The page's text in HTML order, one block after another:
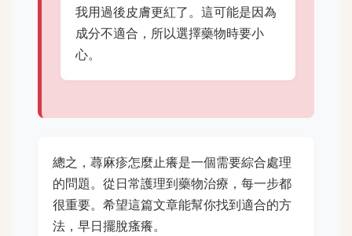
我用過後皮膚更紅了。這可能是因為
成分不適合，所以選擇藥物時要小
心。
總之，蕁麻疹怎麼止癢是一個需要綜合處理
的問題。從日常護理到藥物治療，每一步都
很重要。希望這篇文章能幫你找到適合的方
法，早日擺脫瘙癢。